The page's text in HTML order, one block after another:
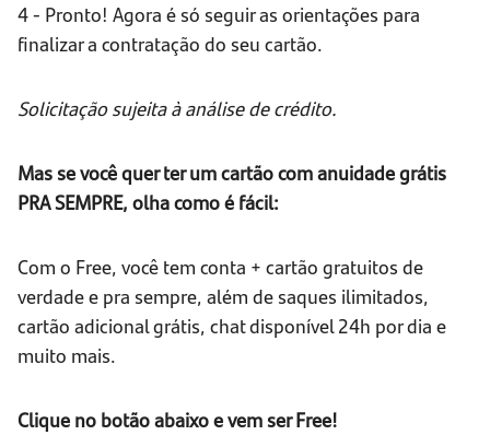
4 - Pronto! Agora é só seguir as orientações para
finalizar a contratação do seu cartão.
Solicitação sujeita à análise de crédito.
Mas se você quer ter um cartão com anuidade grátis
PRA SEMPRE, olha como é fácil:
Com o Free, você tem conta + cartão gratuitos de
verdade e pra sempre, além de saques ilimitados,
cartão adicional grátis, chat disponível 24h por dia e
muito mais.
Clique no botão abaixo e vem ser Free!